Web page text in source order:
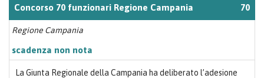
Concorso 70 funzionari Regione Campania 70
Regione Campania
scadenza non nota
La Giunta Regionale della Campania ha deliberato l’adesione